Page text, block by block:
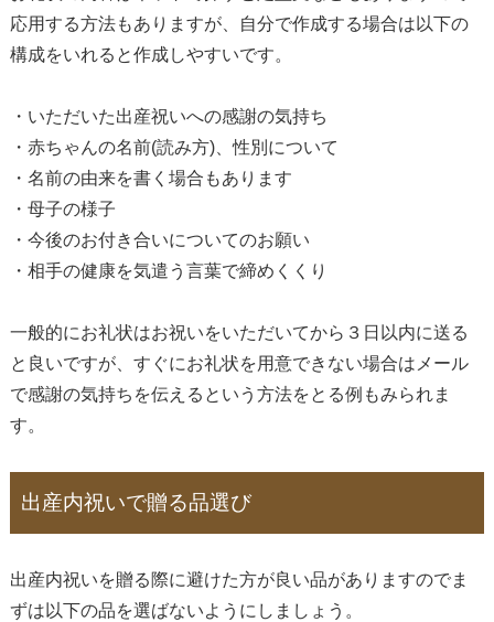
応用する方法もありますが、自分で作成する場合は以下の
構成をいれると作成しやすいです。
・いただいた出産祝いへの感謝の気持ち
・赤ちゃんの名前(読み方)、性別について
・名前の由来を書く場合もあります
・母子の様子
・今後のお付き合いについてのお願い
・相手の健康を気遣う言葉で締めくくり
一般的にお礼状はお祝いをいただいてから３日以内に送る
と良いですが、すぐにお礼状を用意できない場合はメール
で感謝の気持ちを伝えるという方法をとる例もみられま
す。
出産内祝いで贈る品選び
出産内祝いを贈る際に避けた方が良い品がありますのでま
ずは以下の品を選ばないようにしましょう。